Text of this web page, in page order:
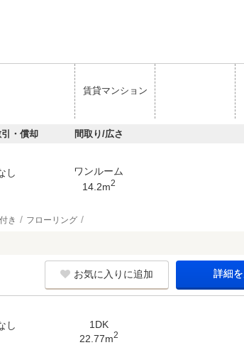
賃貸マンション
・償却 間取り/広さ
し
ワンルーム
14.2m2
き フローリング
お気に入りに追加 詳細
し
1DK
22.77m2